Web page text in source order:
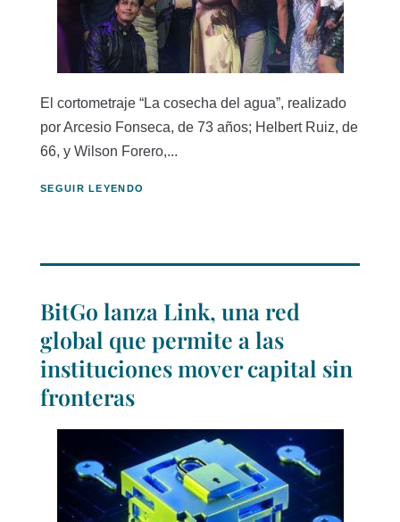
El cortometraje “La cosecha del agua”, realizado
por Arcesio Fonseca, de 73 años; Helbert Ruiz, de
66, y Wilson Forero,...
SEGUIR LEYENDO
BitGo lanza Link, una red
global que permite a las
instituciones mover capital sin
fronteras